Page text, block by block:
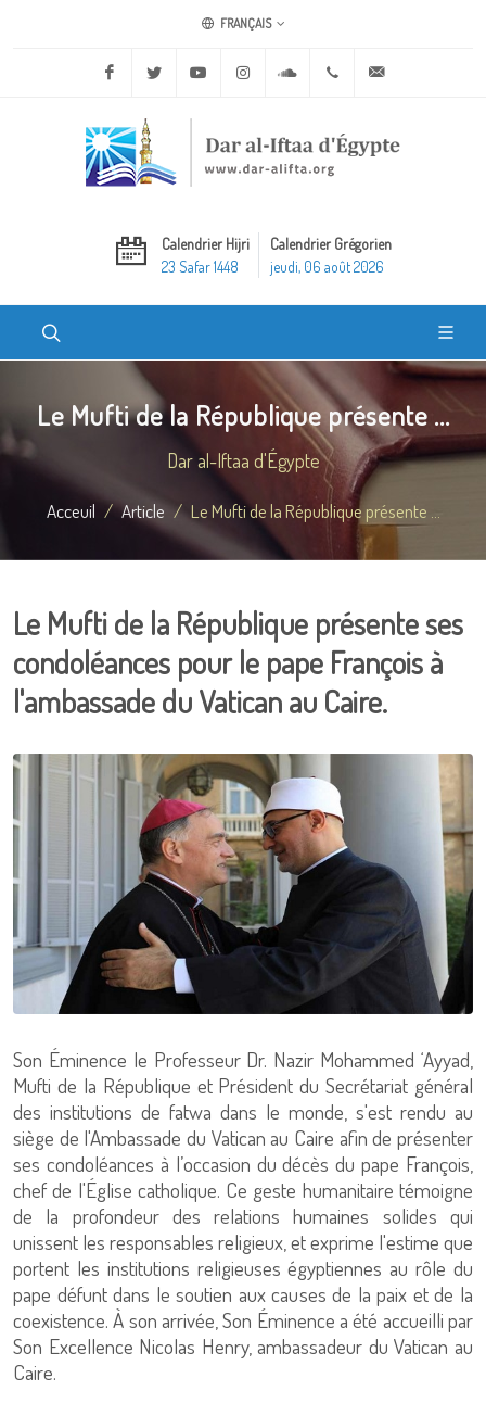
FRANÇAIS
Facebook Twitter Youtube Instagram Soundcloud+20 2 25970400
Calendrier Hijri
23 Safar 1448
Calendrier Grégorien
jeudi, 06 août 2026
Le Mufti de la République présente ...
Dar al-Iftaa d'Égypte
Acceuil Article Le Mufti de la République présente ...
Le Mufti de la République présente ses
condoléances pour le pape François à
l'ambassade du Vatican au Caire.
Son Éminence le Professeur Dr. Nazir Mohammed ‘Ayyad,
Mufti de la République et Président du Secrétariat général
des institutions de fatwa dans le monde, s'est rendu au
siège de l'Ambassade du Vatican au Caire afin de présenter
ses condoléances à l’occasion du décès du pape François,
chef de l'Église catholique. Ce geste humanitaire témoigne
de la profondeur des relations humaines solides qui
unissent les responsables religieux, et exprime l'estime que
portent les institutions religieuses égyptiennes au rôle du
pape défunt dans le soutien aux causes de la paix et de la
coexistence. À son arrivée, Son Éminence a été accueilli par
Son Excellence Nicolas Henry, ambassadeur du Vatican au
Caire.